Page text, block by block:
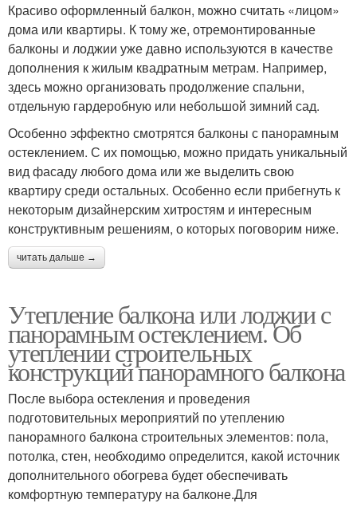
Красиво оформленный балкон, можно считать «лицом»
дома или квартиры. К тому же, отремонтированные
балконы и лоджии уже давно используются в качестве
дополнения к жилым квадратным метрам. Например,
здесь можно организовать продолжение спальни,
отдельную гардеробную или небольшой зимний сад.
Особенно эффектно смотрятся балконы с панорамным
остеклением. С их помощью, можно придать уникальный
вид фасаду любого дома или же выделить свою
квартиру среди остальных. Особенно если прибегнуть к
некоторым дизайнерским хитростям и интересным
конструктивным решениям, о которых поговорим ниже.
читать дальше →
Утепление балкона или лоджии с
панорамным остеклением. Об
утеплении строительных
конструкций панорамного балкона
После выбора остекления и проведения
подготовительных мероприятий по утеплению
панорамного балкона строительных элементов: пола,
потолка, стен, необходимо определится, какой источник
дополнительного обогрева будет обеспечивать
комфортную температуру на балконе.Для